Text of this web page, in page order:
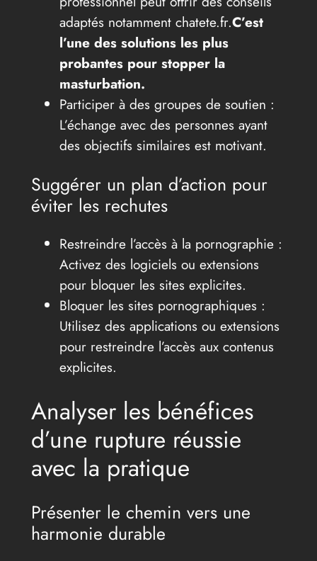
adaptés notamment chatete.fr.C’est
l’une des solutions les plus
probantes pour stopper la
masturbation.
Participer à des groupes de soutien :
L’échange avec des personnes ayant
des objectifs similaires est motivant.
Suggérer un plan d’action pour
éviter les rechutes
Restreindre l’accès à la pornographie :
Activez des logiciels ou extensions
pour bloquer les sites explicites.
Bloquer les sites pornographiques :
Utilisez des applications ou extensions
pour restreindre l’accès aux contenus
explicites.
Analyser les bénéfices
d’une rupture réussie
avec la pratique
Présenter le chemin vers une
harmonie durable